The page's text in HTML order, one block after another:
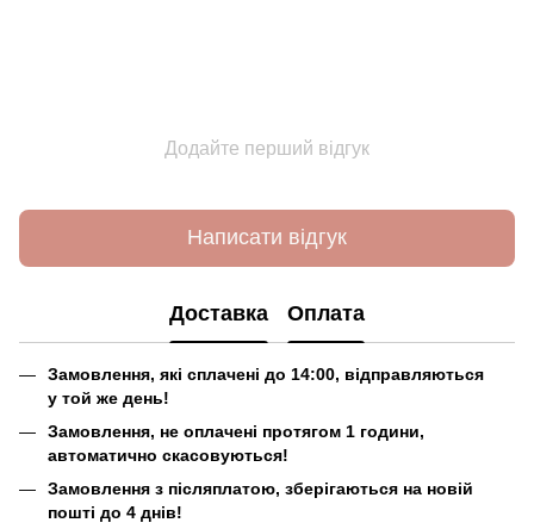
Додайте перший відгук
Написати відгук
Доставка Оплата
Замовлення, які сплачені до 14:00, відправляються
у той же день!
Замовлення, не оплачені протягом 1 години,
автоматично скасовуються!
Замовлення з післяплатою, зберігаються на новій
пошті до 4 днів!